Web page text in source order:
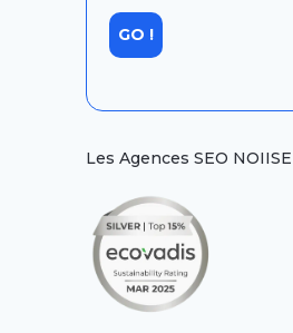
Les Agences SEO NOIISE
Paris
Lille
Nantes